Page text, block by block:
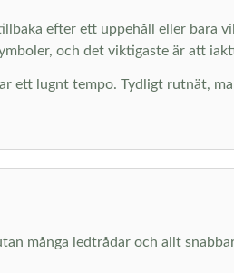
efter ett uppehåll eller
och det viktigaste är att
ett lugnt tempo. Tydligt rutnät,
många ledtrådar och allt